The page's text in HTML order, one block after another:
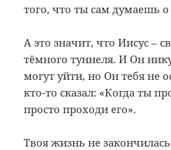
того, что ты сам думаешь о
А это значит, что Иисус –
тёмного туннеля. И Он
могут уйти, но Он тебя не
кто-то сказал: «Когда ты
просто проходи его».
Твоя жизнь не